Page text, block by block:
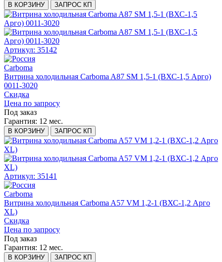
В КОРЗИНУ ЗАПРОС КП
Артикул: 35142
Carboma
Витрина холодильная Carboma A87 SM 1,5-1 (ВХС-1,5 Арго)
0011-3020
Скидка
Цена по запросу
Под заказ
Гарантия: 12 мес.
В КОРЗИНУ ЗАПРОС КП
Артикул: 35141
Carboma
Витрина холодильная Carboma A57 VM 1,2-1 (ВХС-1,2 Арго
XL)
Скидка
Цена по запросу
Под заказ
Гарантия: 12 мес.
В КОРЗИНУ ЗАПРОС КП